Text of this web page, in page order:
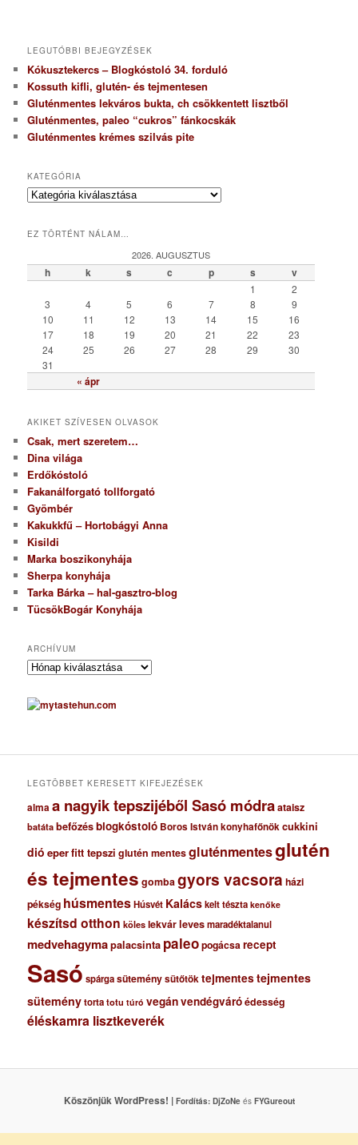
LEGUTÓBBI BEJEGYZÉSEK
Kókusztekercs – Blogkóstoló 34. forduló
Kossuth kifli, glutén- és tejmentesen
Gluténmentes lekváros bukta, ch csökkentett lisztből
Gluténmentes, paleo “cukros” fánkocskák
Gluténmentes krémes szilvás pite
KATEGÓRIA
K
e
r
EZ TÖRTÉNT NÁLAM…
2026. AUGUSZTUS
h k s c p s v
« ápr
1
2
3
4 5 6 7 8
9
10
11 12 13 14 15
16
17
18 19 20 21 22
23
24
25 26 27 28 29
30
31
AKIKET SZÍVESEN OLVASOK
Csak, mert szeretem…
Dina világa
Erdőkóstoló
Fakanálforgató tollforgató
Gyömbér
Kakukkfű – Hortobágyi Anna
Kisildi
Marka boszikonyhája
Sherpa konyhája
Tarka Bárka – hal-gasztro-blog
TücsökBogár Konyhája
ARCHÍVUM
A
c
h
u
LEGTÖBBET KERESETT KIFEJEZÉSEK
almaa nagyik tepszijéből Sasó módraataisz
batáta befőzésblogkóstoló Boros István konyhafőnökcukkini
dió eperfitt tepszi glutén mentesgluténmentesglutén
és tejmentes gombagyors vacsora házi
pékség húsmentesHúsvét Kalácskelt tészta kenőke
készítsd otthon köles lekvárlevesmaradéktalanul
medvehagymapalacsinta paleopogácsa recept
Sasó spárgasüteménysütőtöktejmentestejmentes
süteménytorta totu túró vegánvendégváróédesség
éléskamra lisztkeverék
Köszönjük WordPress! | Fordítás: DjZoNeés FYGureout